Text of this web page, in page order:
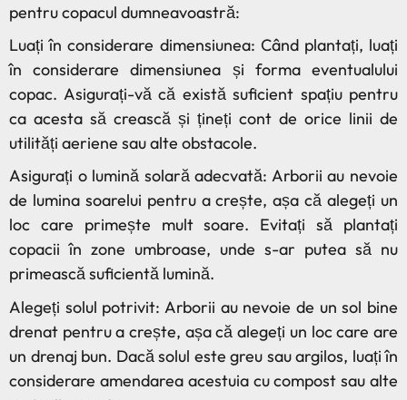
pentru copacul dumneavoastră:
Luați în considerare dimensiunea: Când plantați, luați
în considerare dimensiunea și forma eventualului
copac. Asigurați-vă că există suficient spațiu pentru
ca acesta să crească și țineți cont de orice linii de
utilități aeriene sau alte obstacole.
Asigurați o lumină solară adecvată: Arborii au nevoie
de lumina soarelui pentru a crește, așa că alegeți un
loc care primește mult soare. Evitați să plantați
copacii în zone umbroase, unde s-ar putea să nu
primească suficientă lumină.
Alegeți solul potrivit: Arborii au nevoie de un sol bine
drenat pentru a crește, așa că alegeți un loc care are
un drenaj bun. Dacă solul este greu sau argilos, luați în
considerare amendarea acestuia cu compost sau alte